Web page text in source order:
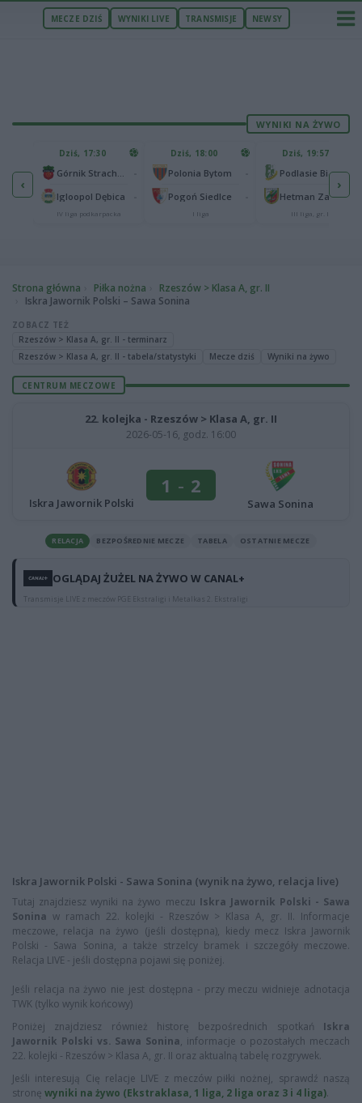
MECZE DZIŚ WYNIKI LIVE TRANSMISJE NEWSY
WYNIKI NA ŻYWO
‹
65
25
Dziś, 17:30
Igloopol Dębica
IV liga podkarpacka
Dziś, 18:00
Polonia Bytom
Pogoń Siedlce
I liga
Dziś, 19:57
Podlasie Biała Podlaska
Hetman Zamość
III liga, gr. IV
›
Strona główna Piłka nożna
Rzeszów > Klasa A, gr. II
Iskra Jawornik Polski – Sawa Sonina
ZOBACZ TEŻ
Rzeszów > Klasa A, gr. II - terminarz
Rzeszów > Klasa A, gr. II - tabela/statystyki
Mecze dziś Wyniki na żywo
CENTRUM MECZOWE
22. kolejka - Rzeszów > Klasa A, gr. II
2026-05-16, godz. 16:00
Iskra Jawornik Polski
1 - 2
Sawa Sonina
RELACJA BEZPOŚREDNIE MECZE TABELA OSTATNIE MECZE
OGLĄDAJ ŻUŻEL NA ŻYWO W CANAL+
Transmisje LIVE z meczów PGE Ekstraligi i Metalkas 2. Ekstraligi
Iskra Jawornik Polski - Sawa Sonina (wynik na żywo, relacja live)
Tutaj znajdziesz wyniki na żywo meczu Iskra Jawornik Polski - Sawa
Sonina w ramach 22. kolejki - Rzeszów > Klasa A, gr. II. Informacje
meczowe, relacja na żywo (jeśli dostępna), kiedy mecz Iskra Jawornik
Polski - Sawa Sonina, a także strzelcy bramek i szczegóły meczowe.
Relacja LIVE - jeśli dostępna pojawi się poniżej.
Jeśli relacja na żywo nie jest dostępna - przy meczu widnieje adnotacja
TWK (tylko wynik końcowy)
Poniżej znajdziesz również historę bezpośrednich spotkań Iskra
Jawornik Polski vs. Sawa Sonina, informacje o pozostałych meczach
22. kolejki - Rzeszów > Klasa A, gr. II oraz aktualną tabelę rozgrywek.
Jeśli interesują Cię relacje LIVE z meczów piłki nożnej, sprawdź naszą
stronę wyniki na żywo (Ekstraklasa, 1 liga, 2 liga oraz 3 i 4 liga).